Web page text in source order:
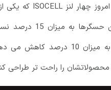
برآمدگی دوربین عقب گوشی ها
محصولاتشان را راحت تر طراحی